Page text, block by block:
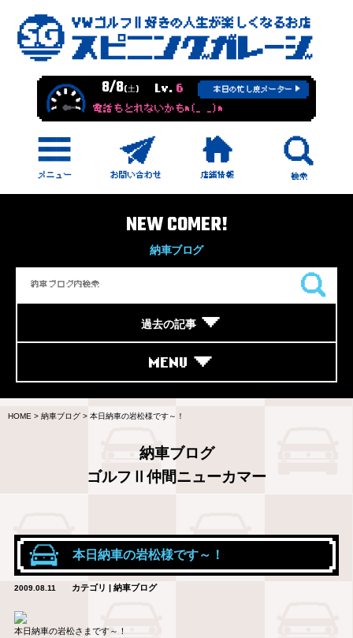
8/8(土) Lv. 6 本日の忙し度メーター
電話もとれないかもm(_ _)m
NEW COMER!
納車ブログ
過去の記事
MENU
HOME > 納車ブログ > 本日納車の岩松様です～！
納車ブログ
ゴルフⅡ仲間ニューカマー
本日納車の岩松様です～！
2009.08.11 カテゴリ | 納車ブログ
本日納車の岩松さまです～！